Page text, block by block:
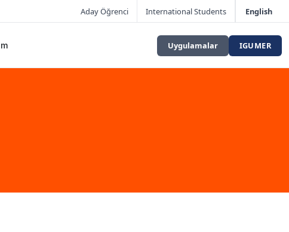
Aday Öğrenci International Students English
Uygulamalar IGUMER